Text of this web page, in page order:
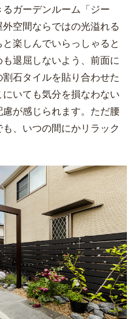
ガーデンルーム「ジー
空間ならではの光溢れる
楽しんでいらっしゃると
退屈しないよう、前面に
石タイルを貼り合わせた
いても気分を損なわない
が感じられます。ただ腰
、いつの間にかリラック